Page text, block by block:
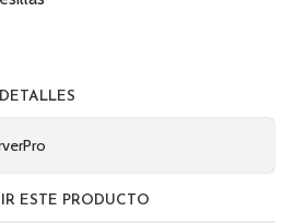
DETALLES
ESTE PRODUCTO